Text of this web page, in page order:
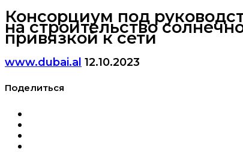
Консорциум под
на строительство
привязкой к сети
www.dubai.al 12.10.2023
Поделиться